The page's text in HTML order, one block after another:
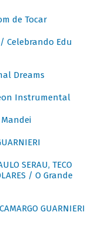
de Tocar
/ Celebrando Edu
Dreams
Instrumental
Mandei
SERAU, TECO
/ O Grande
GUARNIERI